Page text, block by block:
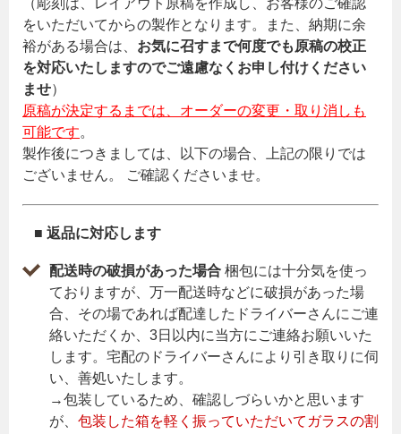
（彫刻は、レイアウト原稿を作成し、お客様のご確認
をいただいてからの製作となります。また、納期に余
裕がある場合は、 お気に召すまで何度でも原稿の校正
を対応いたしますのでご遠慮なくお申し付けください
ませ）
原稿が決定するまでは、オーダーの変更・取り消しも
可能です。
製作後につきましては、以下の場合、上記の限りでは
ございません。 ご確認くださいませ。
■ 返品に対応します
配送時の破損があった場合 梱包には十分気を使っ
ておりますが、万一配送時などに破損があった場
合、その場であれば配達したドライバーさんにご連
絡いただくか、3日以内に当方にご連絡お願いいた
します。宅配のドライバーさんにより引き取りに伺
い、善処いたします。
→包装しているため、確認しづらいかと思います
が、 包装した箱を軽く振っていただいてガラスの割